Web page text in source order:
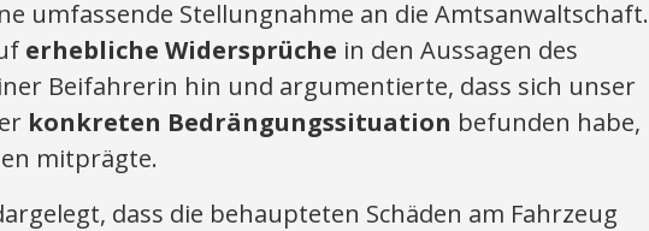
umfassende Stellungnahme an die Amtsanwaltschaft.
erhebliche Widersprüche in den Aussagen des
Beifahrerin hin und argumentierte, dass sich unser
konkreten Bedrängungssituation befunden habe,
mitprägte.
dass die behaupteten Schäden am Fahrzeug